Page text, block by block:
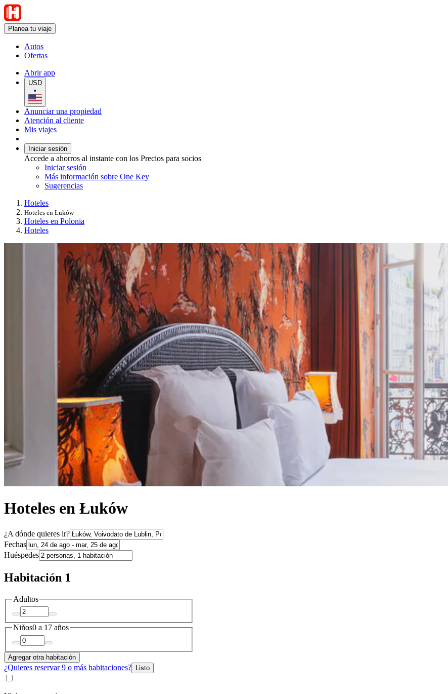
Planea tu viaje
Autos
Ofertas
Abrir app
USD
•
Anunciar una propiedad
Atención al cliente
Mis viajes
Iniciar sesión
Accede a ahorros al instante con los Precios para socios
Iniciar sesión
Más información sobre One Key
Sugerencias
Hoteles
Hoteles en Łuków
Hoteles en Polonia
Hoteles
Hoteles en Łuków
¿A dónde quieres ir?
Fechas
Huéspedes
Habitación 1
Adultos
Niños0 a 17 años
Agregar otra habitación
¿Quieres reservar 9 o más habitaciones? Listo